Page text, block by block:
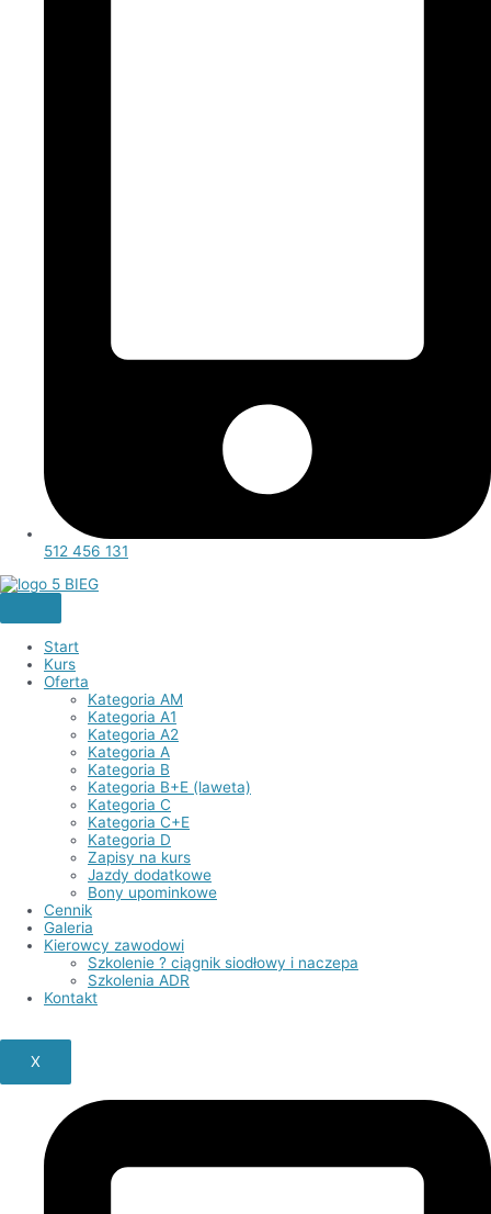
512 456 131
Start
Kurs
Oferta
Kategoria AM
Kategoria A1
Kategoria A2
Kategoria A
Kategoria B
Kategoria B+E (laweta)
Kategoria C
Kategoria C+E
Kategoria D
Zapisy na kurs
Jazdy dodatkowe
Bony upominkowe
Cennik
Galeria
Kierowcy zawodowi
Szkolenie ? ciągnik siodłowy i naczepa
Szkolenia ADR
Kontakt
X